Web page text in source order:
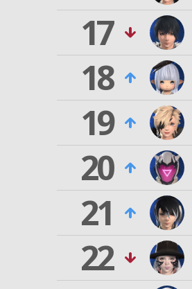
17
18
19
20
21
22